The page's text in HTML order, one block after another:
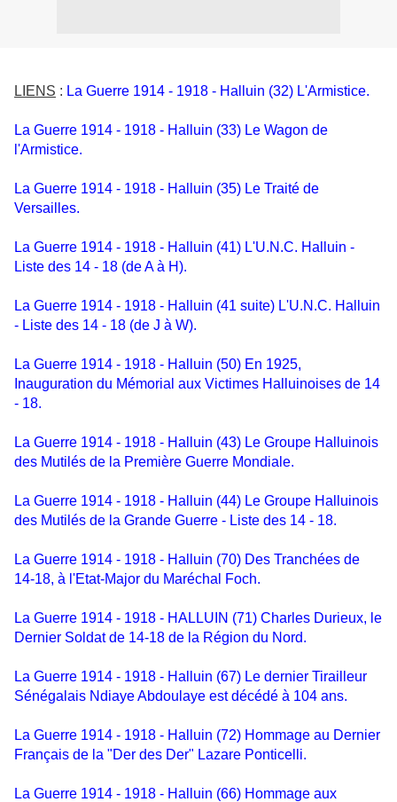
LIENS : La Guerre 1914 - 1918 - Halluin (32) L'Armistice.
La Guerre 1914 - 1918 - Halluin (33) Le Wagon de
l'Armistice.
La Guerre 1914 - 1918 - Halluin (35) Le Traité de
Versailles.
La Guerre 1914 - 1918 - Halluin (41) L'U.N.C. Halluin -
Liste des 14 - 18 (de A à H).
La Guerre 1914 - 1918 - Halluin (41 suite) L'U.N.C. Halluin
- Liste des 14 - 18 (de J à W).
La Guerre 1914 - 1918 - Halluin (50) En 1925,
Inauguration du Mémorial aux Victimes Halluinoises de 14
- 18.
La Guerre 1914 - 1918 - Halluin (43) Le Groupe Halluinois
des Mutilés de la Première Guerre Mondiale.
La Guerre 1914 - 1918 - Halluin (44) Le Groupe Halluinois
des Mutilés de la Grande Guerre - Liste des 14 - 18.
La Guerre 1914 - 1918 - Halluin (70) Des Tranchées de
14-18, à l'Etat-Major du Maréchal Foch.
La Guerre 1914 - 1918 - HALLUIN (71) Charles Durieux, le
Dernier Soldat de 14-18 de la Région du Nord.
La Guerre 1914 - 1918 - Halluin (67) Le dernier Tirailleur
Sénégalais Ndiaye Abdoulaye est décédé à 104 ans.
La Guerre 1914 - 1918 - Halluin (72) Hommage au Dernier
Français de la "Der des Der" Lazare Ponticelli.
La Guerre 1914 - 1918 - Halluin (66) Hommage aux